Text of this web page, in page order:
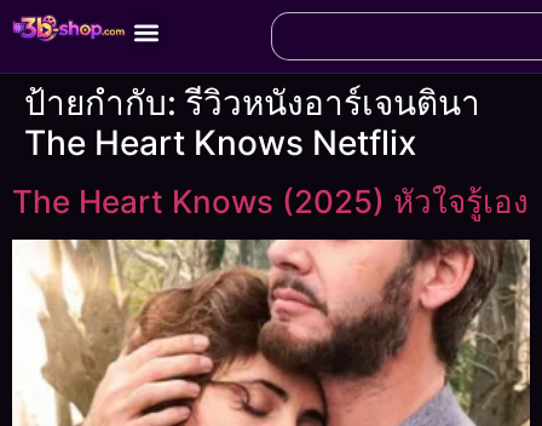
ป้ายกำกับ:รีวิวหนังอาร์เจนตินา
The Heart Knows Netflix
The Heart Knows (2025) หัวใจรู้เอง